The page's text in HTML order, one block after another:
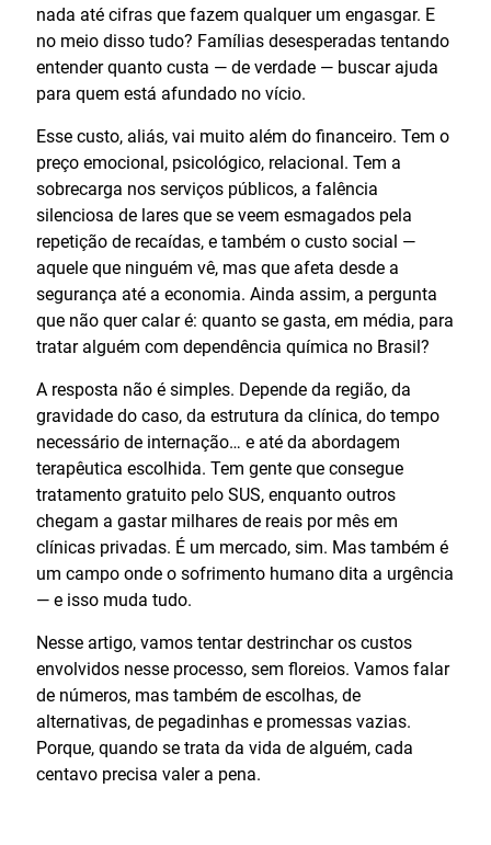
nada até cifras que fazem qualquer um engasgar. E
no meio disso tudo? Famílias desesperadas tentando
entender quanto custa — de verdade — buscar ajuda
para quem está afundado no vício.
Esse custo, aliás, vai muito além do financeiro. Tem o
preço emocional, psicológico, relacional. Tem a
sobrecarga nos serviços públicos, a falência
silenciosa de lares que se veem esmagados pela
repetição de recaídas, e também o custo social —
aquele que ninguém vê, mas que afeta desde a
segurança até a economia. Ainda assim, a pergunta
que não quer calar é: quanto se gasta, em média, para
tratar alguém com dependência química no Brasil?
A resposta não é simples. Depende da região, da
gravidade do caso, da estrutura da clínica, do tempo
necessário de internação… e até da abordagem
terapêutica escolhida. Tem gente que consegue
tratamento gratuito pelo SUS, enquanto outros
chegam a gastar milhares de reais por mês em
clínicas privadas. É um mercado, sim. Mas também é
um campo onde o sofrimento humano dita a urgência
— e isso muda tudo.
Nesse artigo, vamos tentar destrinchar os custos
envolvidos nesse processo, sem floreios. Vamos falar
de números, mas também de escolhas, de
alternativas, de pegadinhas e promessas vazias.
Porque, quando se trata da vida de alguém, cada
centavo precisa valer a pena.